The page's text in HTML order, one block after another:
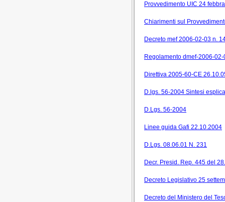
Provvedimento UIC 24
Chiarimenti sul
Decreto mef 2006-02-03 n.
Regolamento dmef-2006-
Direttiva 2005-60-CE
D.lgs. 56-2004 Sintesi
D.Lgs. 56-2004
Linee guida Gafi 22.10.2004
D.Lgs. 08.06.01 N. 231
Decr. Presid. Rep. 445 del
Decreto Legislativo 25
Decreto del Ministero del